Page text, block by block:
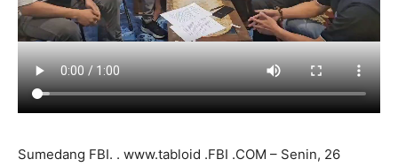
Sumedang FBI. . www.tabloid .FBI .COM – Senin, 26